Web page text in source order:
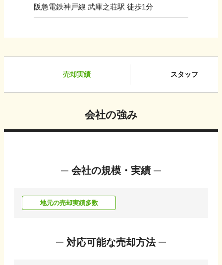
阪急電鉄神戸線 武庫之荘駅 徒歩1分
売却実績 スタッフ
会社の強み
会社の規模・実績
地元の売却実績多数
対応可能な売却方法